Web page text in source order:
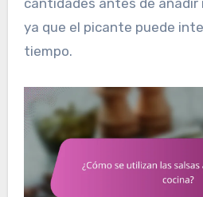
ya que el picante puede
tiempo.